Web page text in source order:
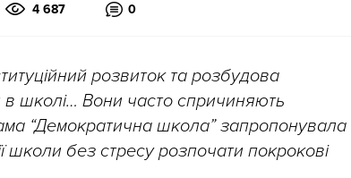
4 687 0
розвиток та розбудова
в школі… Вони часто спричиняють
“Демократична школа” запропонувала
школи без стресу розпочати покрокові